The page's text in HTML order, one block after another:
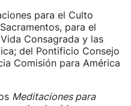
para el Culto
para el
Consagrada y las
del Pontificio Consejo
Comisión para América
Meditaciones para